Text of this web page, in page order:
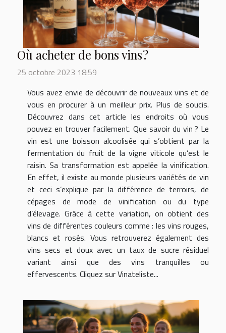
Où acheter de bons vins ?
25 octobre 2023 18:59
Vous avez envie de découvrir de nouveaux vins et de
vous en procurer à un meilleur prix. Plus de soucis.
Découvrez dans cet article les endroits où vous
pouvez en trouver facilement. Que savoir du vin ? Le
vin est une boisson alcoolisée qui s’obtient par la
fermentation du fruit de la vigne viticole qu’est le
raisin. Sa transformation est appelée la vinification.
En effet, il existe au monde plusieurs variétés de vin
et ceci s’explique par la différence de terroirs, de
cépages de mode de vinification ou du type
d’élevage. Grâce à cette variation, on obtient des
vins de différentes couleurs comme : les vins rouges,
blancs et rosés. Vous retrouverez également des
vins secs et doux avec un taux de sucre résiduel
variant ainsi que des vins tranquilles ou
effervescents. Cliquez sur Vinateliste...